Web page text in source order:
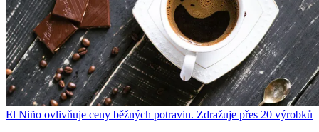
El Niño ovlivňuje ceny běžných potravin. Zdražuje přes 20 výrobků